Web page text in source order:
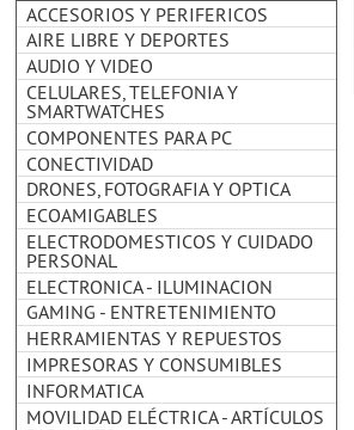
ACCESORIOS Y PERIFERICOS
AIRE LIBRE Y DEPORTES
AUDIO Y VIDEO
CELULARES, TELEFONIA Y
SMARTWATCHES
COMPONENTES PARA PC
CONECTIVIDAD
DRONES, FOTOGRAFIA Y OPTICA
ECOAMIGABLES
ELECTRODOMESTICOS Y CUIDADO
PERSONAL
ELECTRONICA - ILUMINACION
GAMING - ENTRETENIMIENTO
HERRAMIENTAS Y REPUESTOS
IMPRESORAS Y CONSUMIBLES
INFORMATICA
MOVILIDAD ELÉCTRICA - ARTÍCULOS